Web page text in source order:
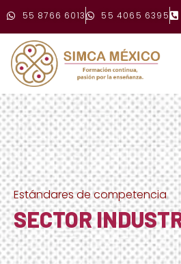
55 8766 6013 55 4065 6395
Estándares de competencia
SECTOR